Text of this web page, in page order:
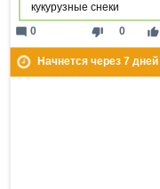
кукурузные снеки
thumb_down 0 thumb_up
mode_comment 0
Начнется через 7дней